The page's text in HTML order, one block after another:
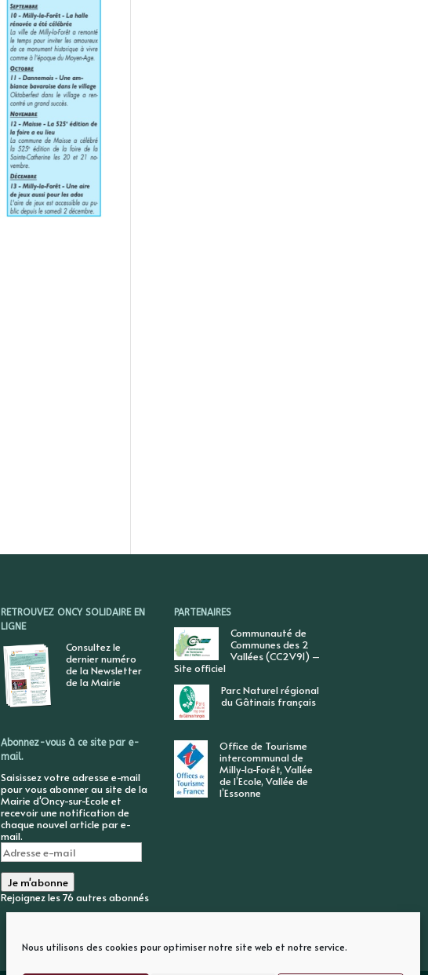
Nous utilisons des cookies pour optimiser notre site web et notre service.
RETROUVEZ ONCY SOLIDAIRE EN
LIGNE
Consultez le
dernier numéro
de la Newsletter
de la Mairie
Abonnez-vous à ce site par e-
mail.
Saisissez votre adresse e-mail
pour vous abonner au site de la
Mairie d'Oncy-sur-Ecole et
recevoir une notification de
chaque nouvel article par e-
mail.
Adresse
e-
mail
Je m'abonne
Rejoignez les 76 autres abonnés
PARTENAIRES
Communauté de
Communes des 2
Vallées (CC2V91) –
Site officiel
Parc Naturel régional
du Gâtinais français
Office de Tourisme
intercommunal de
Milly-la-Forêt, Vallée
de l’Ecole, Vallée de
l’Essonne